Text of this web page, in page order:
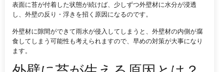
表面に苔が付着した状態が続けば、少しずつ外壁材に水分が浸透
し、外壁の反り・浮きを招く原因になるのです。
外壁材に隙間ができて雨水が侵入してしまうと、外壁材の内側が腐
食してしまう可能性も考えられますので、早めの対策が大事になり
ます。